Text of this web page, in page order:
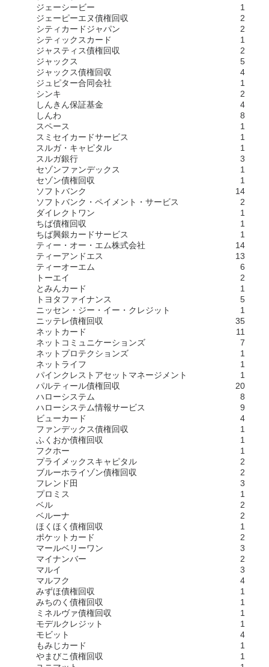
ジェーシービー
1
ジェーピーエヌ債権回収
2
シティカードジャパン
2
シティックスカード
1
ジャスティス債権回収
2
ジャックス
5
ジャックス債権回収
4
ジュピター合同会社
1
シンキ
2
しんきん保証基金
4
しんわ
8
スペース
1
スミセイカードサービス
1
スルガ・キャピタル
1
スルガ銀行
3
セゾンファンデックス
1
セゾン債権回収
1
ソフトバンク
14
ソフトバンク・ペイメント・サービス
2
ダイレクトワン
1
ちば債権回収
1
ちば興銀カードサービス
1
ティー・オー・エム株式会社
14
ティーアンドエス
13
ティーオーエム
6
トーエイ
2
とみんカード
1
トヨタファイナンス
5
ニッセン・ジー・イー・クレジット
1
ニッテレ債権回収
35
ネットカード
11
ネットコミュニケーションズ
7
ネットプロテクションズ
1
ネットライフ
1
パインクレストアセットマネージメント
1
パルティール債権回収
20
ハローシステム
8
ハローシステム情報サービス
9
ビューカード
4
ファンデックス債権回収
1
ふくおか債権回収
1
フクホー
1
プライメックスキャピタル
2
ブルーホライゾン債権回収
2
フレンド田
3
プロミス
1
ベル
2
ベルーナ
2
ほくほく債権回収
1
ポケットカード
2
マールベリーワン
3
マイナンバー
2
マルイ
3
マルフク
4
みずほ債権回収
1
みちのく債権回収
1
ミネルヴァ債権回収
1
モデルクレジット
1
モビット
4
もみじカード
1
やまびこ債権回収
1